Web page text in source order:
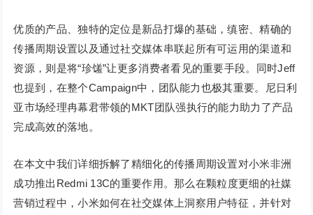
优质的产品、独特的定位是新品打爆的基础，缜密、精确的
传播周期设置以及通过社交媒体串联起所有可运用的渠道和
资源，则是将“珍馐”让更多消费者看见的重要手段。同时Jeff
也提到，在整个Campaign中，团队能力也极其重要。尼日利
亚市场经理冉幕君带领的MKT团队强执行的能力助力了产品
完成高效的落地。
在本文中我们详细拆解了精细化的传播周期设置对小米非洲
成功推出Redmi 13C的重要作用。那么在颗粒度更细的社媒
营销过程中，小米如何在社交媒体上洞察用户特征，并针对